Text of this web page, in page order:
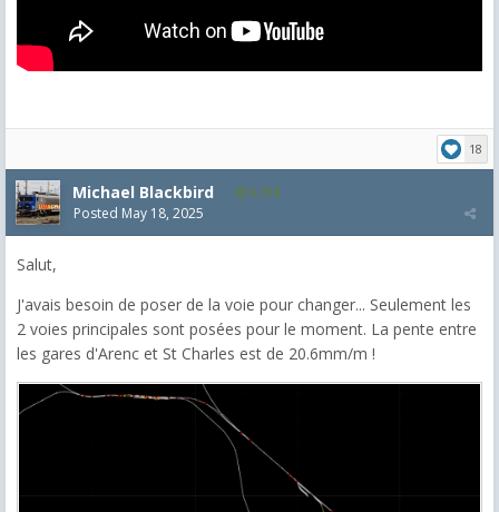
18
Michael Blackbird 5,718
Posted May 18, 2025
Salut,
J'avais besoin de poser de la voie pour changer... Seulement les
2 voies principales sont posées pour le moment. La pente entre
les gares d'Arenc et St Charles est de 20.6mm/m !